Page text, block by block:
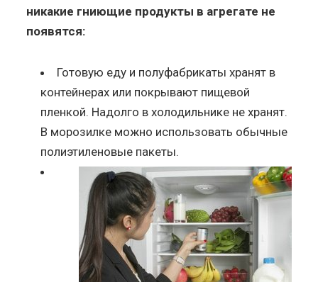
никакие гниющие продукты в агрегате не
появятся:
Готовую еду и полуфабрикаты хранят в
контейнерах или покрывают пищевой
пленкой. Надолго в холодильнике не хранят.
В морозилке можно использовать обычные
полиэтиленовые пакеты.